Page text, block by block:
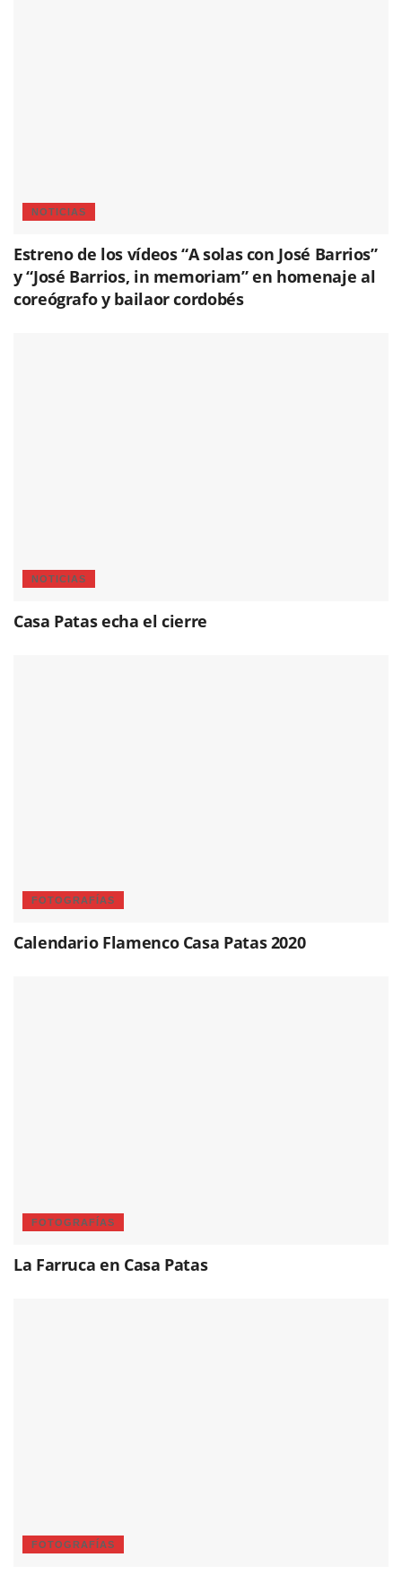
NOTICIAS
Estreno de los vídeos “A solas con José Barrios”
y “José Barrios, in memoriam” en homenaje al
coreógrafo y bailaor cordobés
NOTICIAS
Casa Patas echa el cierre
FOTOGRAFÍAS
Calendario Flamenco Casa Patas 2020
FOTOGRAFÍAS
La Farruca en Casa Patas
FOTOGRAFÍAS